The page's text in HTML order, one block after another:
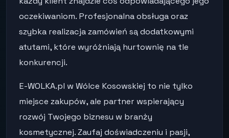
oczekiwaniom. Profesjonalna obsługa oraz
szybka realizacja zamówień są dodatkowymi
atutami, które wyróżniają hurtownię na tle
konkurencji.
E-WOLKA.pl w Wólce Kosowskiej to nie tylko
miejsce zakupów, ale partner wspierający
rozwój Twojego biznesu w branży
kosmetycznej. Zaufaj doświadczeniu i pasji,